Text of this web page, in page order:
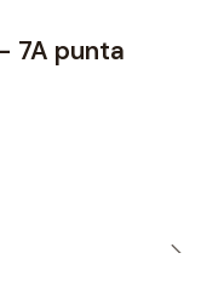
7A punta